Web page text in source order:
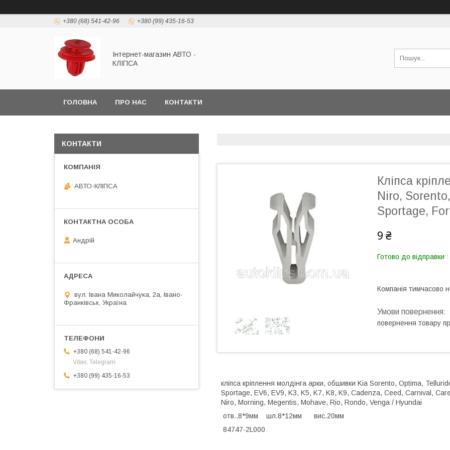
+380 (68) 541-42-96 +380 (99) 435-16-53
Інтернет-магазин АВТО -
КЛІПСА
ГОЛОВНА ПРО НАС КОНТАКТИ
Кліпса
Niro,
Sportage,
9 ₴
Готово до відправки
Компанія тимчасово
повернення товару
кліпса кріплення молдінга арки, обшивки Kia Sorento, Optima,
Sportage, EV6, EV9, K3, K5, K7, K8, K9, Cadenza, Ceed, Carnival,
Niro, Morning, Megentis, Mohave, Rio, Rondo, Venga / Hyundai
отв..8*9мм шл.8*12мм вис.20мм
84747-2L000
КОНТАКТИ
АВТО-КЛІПСА
Андрій
вул. Івана Миколайчука, 2а, Івано-
Франківськ, Україна
+380 (68) 541-42-96
Viber, Telegram
+380 (99) 435-16-53